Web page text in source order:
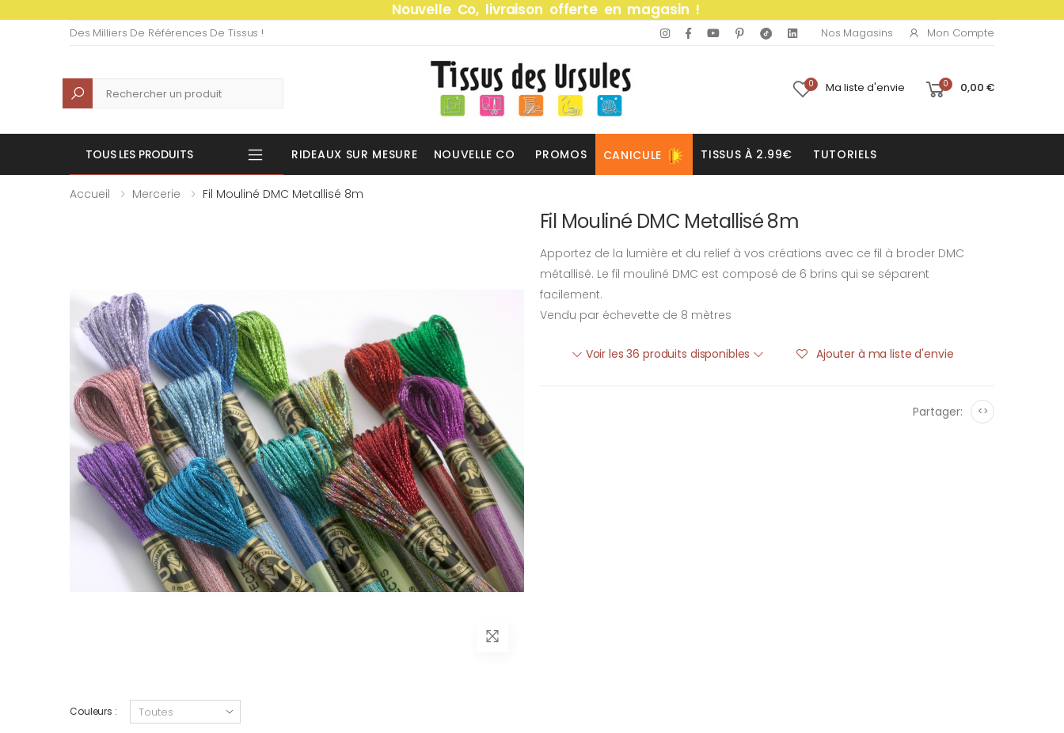
Nouvelle Co, livraison offerte en magasin !
Des Milliers De Références De Tissus ! Nos Magasins Mon Compte
Recherche 0 Ma liste d'envie 0 0,00 €
TOUS LES PRODUITS RIDEAUX SUR MESURE NOUVELLE CO PROMOS CANICULE TISSUS À 2.99€ TUTORIELS
Accueil Mercerie Fil Mouliné DMC Metallisé 8m
Fil Mouliné DMC Metallisé 8m
Apportez de la lumière et du relief à vos créations avec ce fil à broder DMC
métallisé. Le fil mouliné DMC est composé de 6 brins qui se séparent
facilement.
Vendu par échevette de 8 mètres
Voir les 36 produits disponibles Ajouter à ma liste d'envie
Partager: <>
Couleurs :